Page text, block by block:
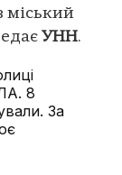
міський
УНН.
8
За